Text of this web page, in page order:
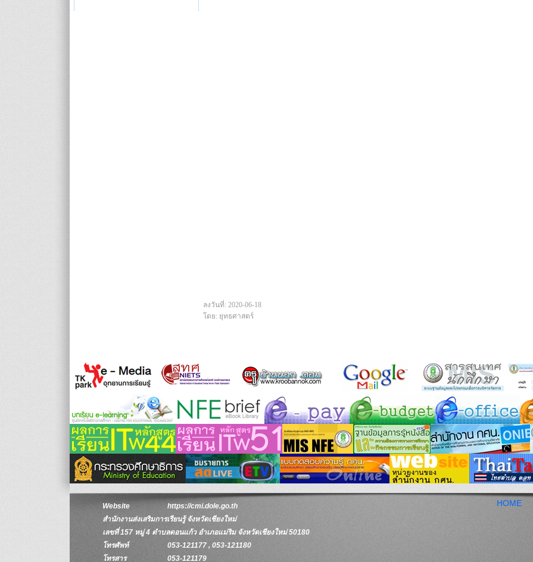
ลงวันที่: 2020-06-18
โดย: ยุทธศาสตร์
Website
https://cmi.dole.go.th
สำนักงานส่งเสริมการเรียนรู้ จังหวัดเชียงใหม่
เลขที่ 157 หมู่ 4 ตำบลดอนแก้ว อำเภอแม่ริม จังหวัดเชียงใหม่ 50180
โทรศัพท์
053-121177 , 053-121180
โทรสาร
053-121179
HOME